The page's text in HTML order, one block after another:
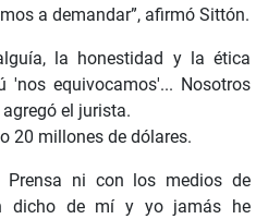
a demandar”, afirmó Sittón.
la honestidad y la ética
'nos equivocamos'... Nosotros
el jurista.
20 millones de dólares.
Prensa ni con los medios de
dicho de mí y yo jamás he